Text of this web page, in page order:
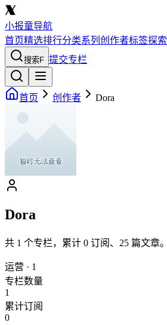
小报童导航
首页精选排行分类系列 创作者标签探索
搜索F 提交专栏
首页 创作者 Dora
Dora
共 1 个专栏，累计 0 订阅、 25 篇文章。
运营 · 1
专栏数量
1
累计订阅
0